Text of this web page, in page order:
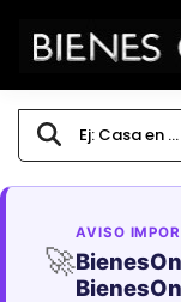
🚀
AVISO